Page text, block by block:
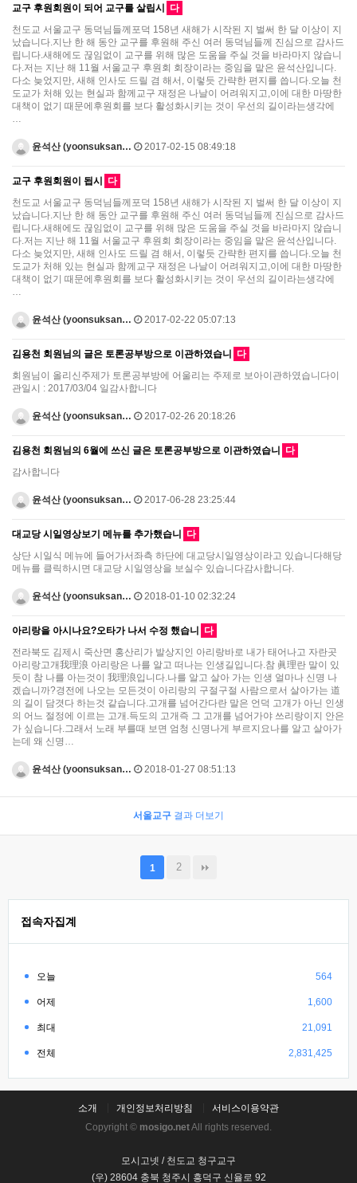
교구 후원회원이 되어 교구를 살립시 다
천도교 서울교구 동덕님들께포덕 158년 새해가 시작된 지 벌써 한 달 이상이 지
났습니다.지난 한 해 동안 교구를 후원해 주신 여러 동덕님들께 진심으로 감사드
립니다.새해에도 끊임없이 교구를 위해 많은 도움을 주실 것을 바라마지 않습니
다.저는 지난 해 11월 서울교구 후원회 회장이라는 중임을 맡은 윤석산입니다.
다소 늦었지만, 새해 인사도 드릴 겸 해서, 이렇듯 간략한 편지를 씁니다.오늘 천
도교가 처해 있는 현실과 함께교구 재정은 나날이 어려워지고,이에 대한 마땅한
대책이 없기 때문에후원회를 보다 활성화시키는 것이 우선의 길이라는생각에
…
윤석산 (yoonsuksan… 2017-02-15 08:49:18
교구 후원회원이 됩시 다
천도교 서울교구 동덕님들께포덕 158년 새해가 시작된 지 벌써 한 달 이상이 지
났습니다.지난 한 해 동안 교구를 후원해 주신 여러 동덕님들께 진심으로 감사드
립니다.새해에도 끊임없이 교구를 위해 많은 도움을 주실 것을 바라마지 않습니
다.저는 지난 해 11월 서울교구 후원회 회장이라는 중임을 맡은 윤석산입니다.
다소 늦었지만, 새해 인사도 드릴 겸 해서, 이렇듯 간략한 편지를 씁니다.오늘 천
도교가 처해 있는 현실과 함께교구 재정은 나날이 어려워지고,이에 대한 마땅한
대책이 없기 때문에후원회를 보다 활성화시키는 것이 우선의 길이라는생각에
…
윤석산 (yoonsuksan… 2017-02-22 05:07:13
김용천 회원님의 글은 토론공부방으로 이관하였습니 다
회원님이 올리신주제가 토론공부방에 어울리는 주제로 보아이관하였습니다이
관일시 : 2017/03/04 일감사합니다
윤석산 (yoonsuksan… 2017-02-26 20:18:26
김용천 회원님의 6월에 쓰신 글은 토론공부방으로 이관하였습니 다
감사합니다
윤석산 (yoonsuksan… 2017-06-28 23:25:44
대교당 시일영상보기 메뉴를 추가했습니 다
상단 시일식 메뉴에 들어가서좌측 하단에 대교당시일영상이라고 있습니다해당
메뉴를 클릭하시면 대교당 시일영상을 보실수 있습니다감사합니다.
윤석산 (yoonsuksan… 2018-01-10 02:32:24
아리랑을 아시나요?오타가 나서 수정 했습니 다
전라북도 김제시 죽산면 홍산리가 발상지인 아리랑바로 내가 태어나고 자란곳
아리랑고개我理浪 아리랑은 나를 알고 떠나는 인생길입니다.참 眞理란 말이 있
듯이 참 나를 아는것이 我理浪입니다.나를 알고 살아 가는 인생 얼마나 신명 나
겠습니까?경전에 나오는 모든것이 아리랑의 구절구절 사람으로서 살아가는 道
의 길이 담겻다 하는것 같습니다.고개를 넘어간다란 말은 언덕 고개가 아닌 인생
의 어느 절정에 이르는 고개.득도의 고개즉 그 고개를 넘어가야 쓰리랑이지 안은
가 싶습니다.그래서 노래 부를때 보면 엄청 신명나게 부르지요나를 알고 살아가
는데 왜 신명…
윤석산 (yoonsuksan… 2018-01-27 08:51:13
서울교구 결과 더보기
1 2
접속자집계
오늘 564
어제 1,600
최대 21,091
전체 2,831,425
소개 개인정보처리방침
서비스이용약관
Copyright © mosigo.netAll rights reserved.
모시고넷 / 천도교 청구교구
(우) 28604 충북 청주시 흥덕구 신율로 92